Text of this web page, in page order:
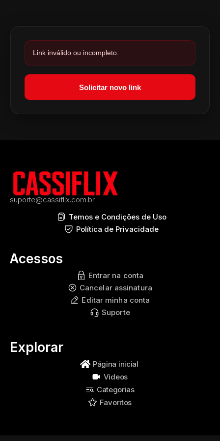
Link inválido ou incompleto.
Solicitar novo link
suporte@cassiflix.com.br
Temos e Condições de Uso
Política de Privacidade
Acessos
Entrar na conta
Cancelar assinatura
Editar minha conta
Suporte
Explorar
Página inicial
Videos
Categorias
Favoritos